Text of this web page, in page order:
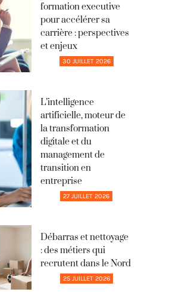
formation executive
pour accélérer sa
carrière : perspectives
et enjeux
30 JUILLET 2026
L’intelligence
artificielle, moteur de
la transformation
digitale et du
management de
transition en
entreprise
27 JUILLET 2026
Débarras et nettoyage
: des métiers qui
recrutent dans le Nord
25 JUILLET 2026